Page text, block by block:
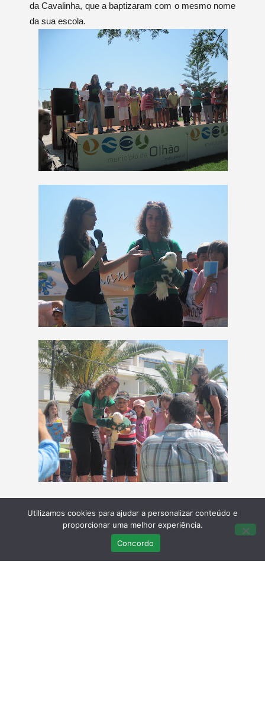
da Cavalinha, que a baptizaram com o mesmo nome
da sua escola.
Utilizamos cookies para ajudar a personalizar conteúdo e
proporcionar uma melhor experiência.
Concordo